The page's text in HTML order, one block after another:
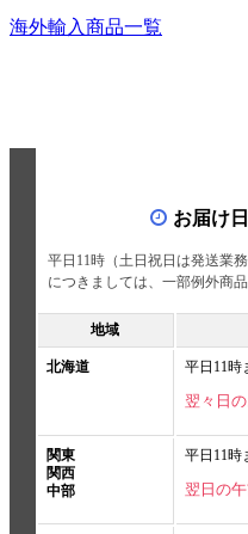
海外輸入商品一覧
お届け
平日11時（土日祝日は発送業
につきましては、一部例外商
地域
北海道 平日11時
翌々日
関東
関西
中部
平日11時
翌日の